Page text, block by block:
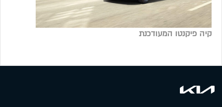
קיה פיקנטו המעודכנת